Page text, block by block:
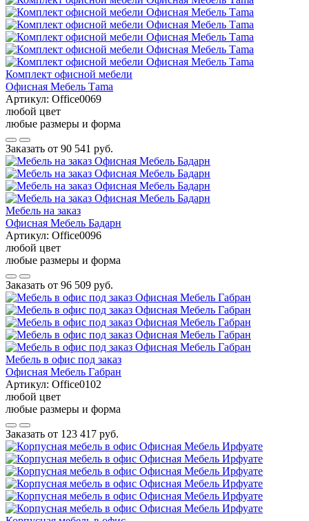
Комплект офисной мебели
Офисная Мебель Тama
Артикул: Office0069
любой цвет
любые размеры и форма
Заказать от 90 541 руб.
Мебель на заказ
Офисная Мебель Бадарн
Артикул: Office0096
любой цвет
любые размеры и форма
Заказать от 96 509 руб.
Мебель в офис под заказ
Офисная Мебель Габран
Артикул: Office0102
любой цвет
любые размеры и форма
Заказать от 123 417 руб.